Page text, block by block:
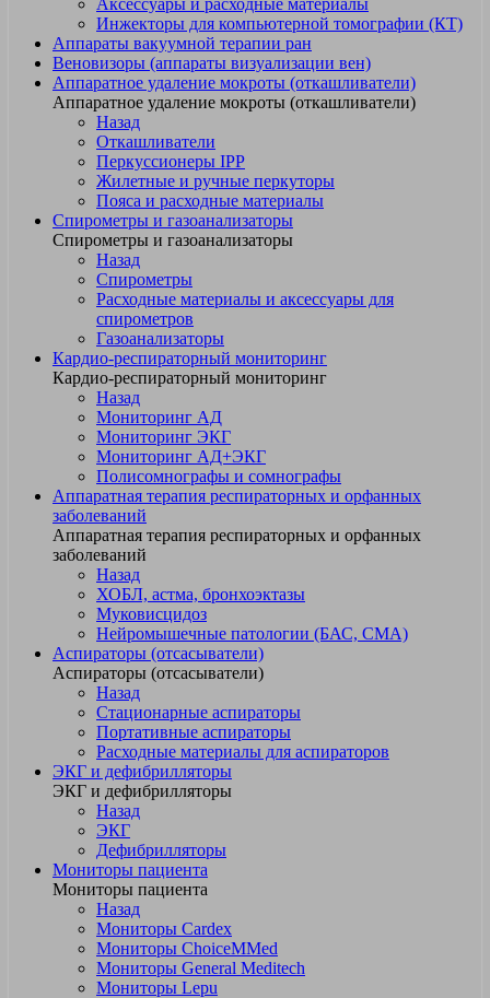
Аксессуары и расходные материалы
Инжекторы для компьютерной томографии (КТ)
Аппараты вакуумной терапии ран
Веновизоры (аппараты визуализации вен)
Аппаратное удаление мокроты (откашливатели)
Аппаратное удаление мокроты (откашливатели)
Назад
Откашливатели
Перкуссионеры IPP
Жилетные и ручные перкуторы
Пояса и расходные материалы
Спирометры и газоанализаторы
Спирометры и газоанализаторы
Назад
Спирометры
Расходные материалы и аксессуары для
спирометров
Газоанализаторы
Кардио-респираторный мониторинг
Кардио-респираторный мониторинг
Назад
Мониторинг АД
Мониторинг ЭКГ
Мониторинг АД+ЭКГ
Полисомнографы и сомнографы
Аппаратная терапия респираторных и орфанных
заболеваний
Аппаратная терапия респираторных и орфанных
заболеваний
Назад
ХОБЛ, астма, бронхоэктазы
Муковисцидоз
Нейромышечные патологии (БАС, СМА)
Аспираторы (отсасыватели)
Аспираторы (отсасыватели)
Назад
Стационарные аспираторы
Портативные аспираторы
Расходные материалы для аспираторов
ЭКГ и дефибрилляторы
ЭКГ и дефибрилляторы
Назад
ЭКГ
Дефибрилляторы
Мониторы пациента
Мониторы пациента
Назад
Мониторы Cardex
Мониторы ChoiceMMed
Мониторы General Meditech
Мониторы Lepu